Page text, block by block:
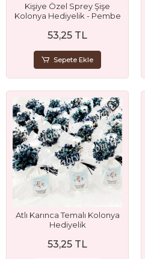
Kişiye Özel Sprey Şişe
Kolonya Hediyelik - Pembe
53,25 TL
Sepete Ekle
Atlı Karınca Temalı Kolonya
Hediyelik
53,25 TL